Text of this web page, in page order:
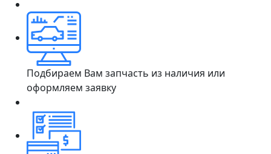
Подбираем Вам запчасть из наличия или
оформляем заявку